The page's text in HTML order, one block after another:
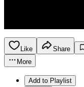
Like Share
More
Add to Playlist